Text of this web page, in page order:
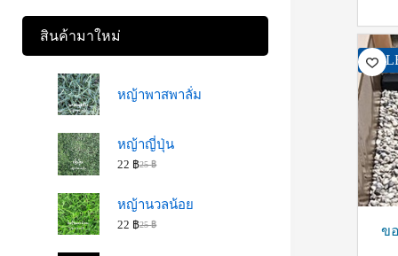
ข
สินค้ามาใหม่
หญ้าพาสพาลั่ม
หญ้าญี่ปุ่น
25฿
22 ฿
หญ้านวลน้อย
25฿
22 ฿